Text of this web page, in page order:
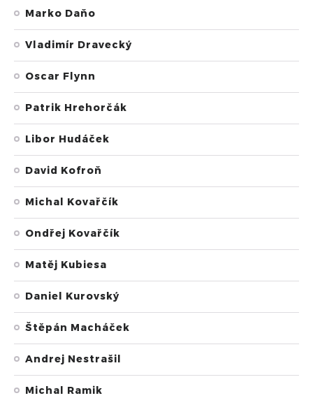
Marko Daňo
Vladimír Dravecký
Oscar Flynn
Patrik Hrehorčák
Libor Hudáček
David Kofroň
Michal Kovařčík
Ondřej Kovařčík
Matěj Kubiesa
Daniel Kurovský
Štěpán Macháček
Andrej Nestrašil
Michal Ramik